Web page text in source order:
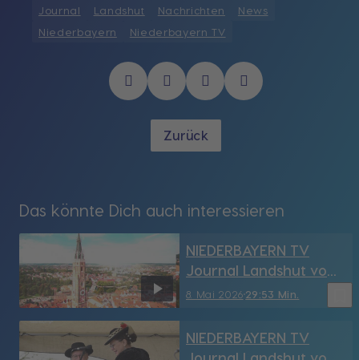
Journal Landshut Nachrichten
News
Niederbayern
Niederbayern TV
Zurück
Das könnte Dich auch interessieren
8. Mai 2026 29:53 Min.
NIEDERBAYERN TV
Journal Landshut vom
8.05.2026
NIEDERBAYERN TV